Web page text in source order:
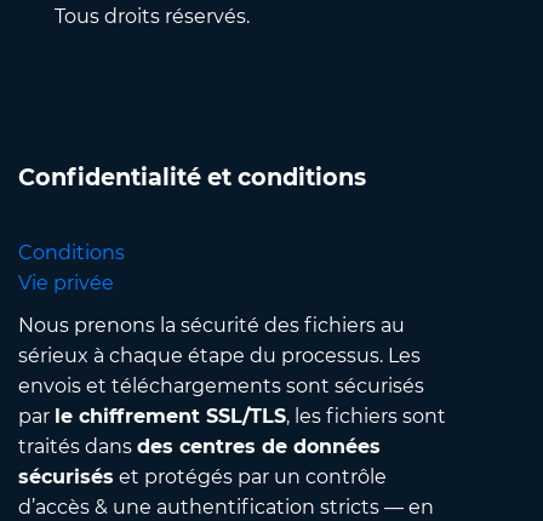
Tous droits réservés.
Confidentialité et conditions
Conditions
Vie privée
Nous prenons la sécurité des fichiers au
sérieux à chaque étape du processus. Les
envois et téléchargements sont sécurisés
par le chiffrement SSL/TLS, les fichiers sont
traités dans des centres de données
sécurisés et protégés par un contrôle
d’accès & une authentification stricts — en